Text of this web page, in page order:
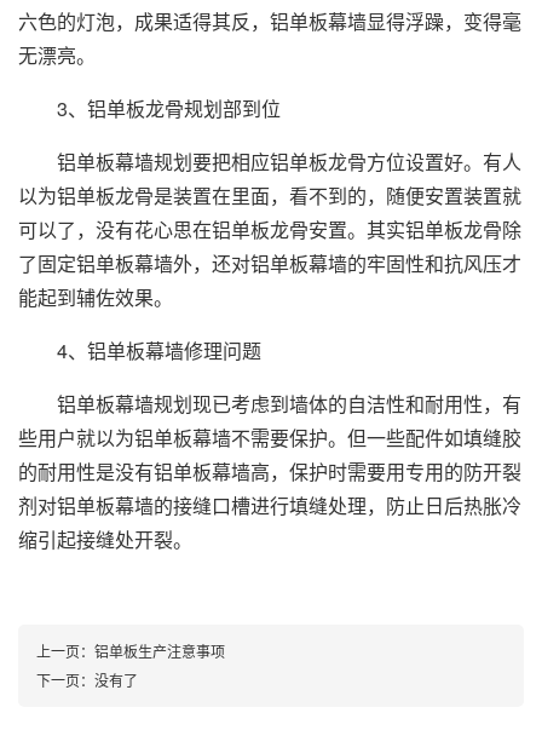
六色的灯泡，成果适得其反，铝单板幕墙显得浮躁，变得毫
无漂亮。
3、铝单板龙骨规划部到位
铝单板幕墙规划要把相应铝单板龙骨方位设置好。有人
以为铝单板龙骨是装置在里面，看不到的，随便安置装置就
可以了，没有花心思在铝单板龙骨安置。其实铝单板龙骨除
了固定铝单板幕墙外，还对铝单板幕墙的牢固性和抗风压才
能起到辅佐效果。
4、铝单板幕墙修理问题
铝单板幕墙规划现已考虑到墙体的自洁性和耐用性，有
些用户就以为铝单板幕墙不需要保护。但一些配件如填缝胶
的耐用性是没有铝单板幕墙高，保护时需要用专用的防开裂
剂对铝单板幕墙的接缝口槽进行填缝处理，防止日后热胀冷
缩引起接缝处开裂。
上一页： 铝单板生产注意事项
下一页：没有了